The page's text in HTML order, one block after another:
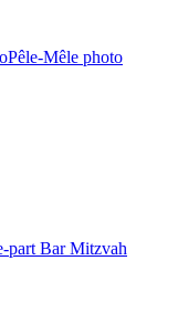
Pêle-Mêle photo
part Bar Mitzvah